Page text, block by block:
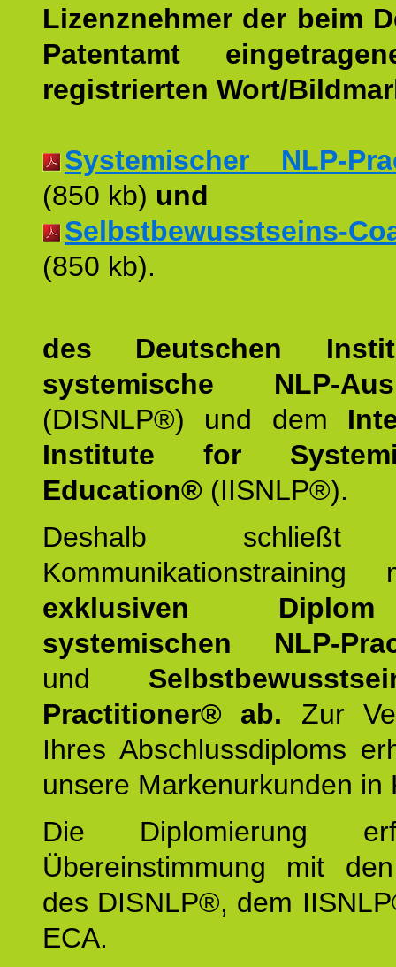
Lizenznehmer der beim
Patentamt
registrierten Wort/
Systemischer NLP-
(850 kb) und
Selbstbewusstseins-
(850 kb).
des Deutschen
systemische NLP-
(DISNLP®) und dem
Institute for
Education® (IISNLP®).
Deshalb schließt
exklusiven
systemischen NLP-
und
Practitioner® ab. Zur
Ihres Abschlussdiploms
unsere Markenurkunden in
Die Diplomierung
Übereinstimmung mit
des DISNLP®, dem
ECA.